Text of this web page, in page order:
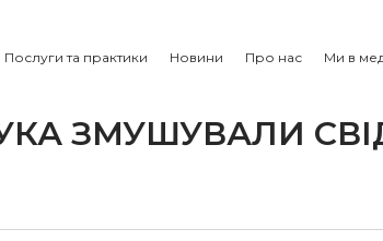
Послуги та практики Новини Про нас Ми в
ЗМУШУВАЛИ